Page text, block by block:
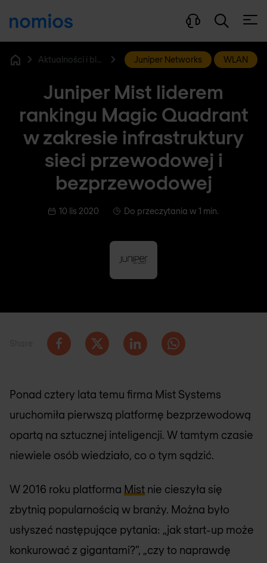
Aktualności i blog Juniper Networks WLAN
Juniper Mist liderem
rankingu Magic Quadrant
w zakresie infrastruktury
sieci przewodowej i
bezprzewodowej
10 lis 2020 Do przeczytania w 1 min.
Ponad cztery lata temu firma Mist Systems
uruchomiła pierwszą platformę bezprzewodową
opartą na sztucznej inteligencji. W tamtym czasie
niewiele osób wiedziało, co o tym sądzić.
W 2016 roku platforma Mist nie cieszyła się
zbytnią popularnością w branży. Można było
usłyszeć następujące pytania: „jak start-up może
konkurować z gigantami?”, „czy to naprawdę